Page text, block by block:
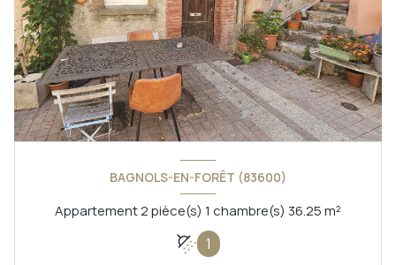
BAGNOLS-EN-FORÊT (83600)
Appartement 2 pièce(s) 1 chambre(s) 36.25 m²
1